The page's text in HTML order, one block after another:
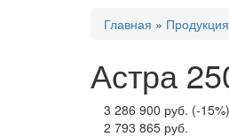
Главная »
Астра
3 286 900 руб. (-15%)
2 793 865 руб.